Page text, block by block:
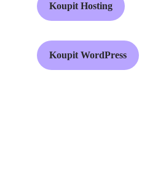
Koupit Hosting
Koupit WordPress